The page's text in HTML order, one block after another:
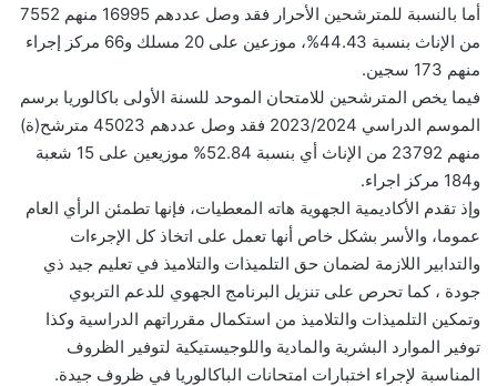
أما بالنسبة للمترشحين الأحرار فقد وصل عددهم 16995 منهم 7552
من الإناث بنسبة 44.43%، موزعين على 20 مسلك و66 مركز إجراء
منهم 173 سجين.
فيما يخص المترشحين للامتحان الموحد للسنة الأولى باكالوريا برسم
الموسم الدراسي 2023/2024 فقد وصل عددهم 45023 مترشح(ة)
منهم 23792 من الإناث أي بنسبة 52.84% موزيعين على 15 شعبة
و184 مركز اجراء.
وإذ تقدم الأكاديمية الجهوية هاته المعطيات، فإنها تطمئن الرأي العام
عموما، والأسر بشكل خاص أنها تعمل على اتخاذ كل الإجرءات
والتدابير اللازمة لضمان حق التلميذات والتلاميذ في تعليم جيد ذي
جودة ، كما تحرص على تنزيل البرنامج الجهوي للدعم التربوي
وتمكين التلميذات والتلاميذ من استكمال مقرراتهم الدراسية وكذا
توفير الموارد البشرية والمادية واللوجيستيكية لتوفير الظروف
المناسبة لإجراء اختبارات امتحانات الباكالوريا في ظروف جيدة.